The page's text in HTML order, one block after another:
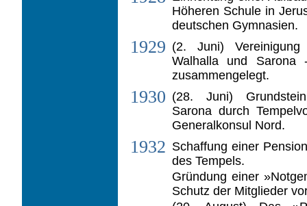
Höheren Schule in
deutschen Gymnasien.
1929 (2. Juni)
Walhalla und Sarona
zusammengelegt.
1930 (28. Juni)
Sarona durch
Generalkonsul Nord.
1932 Schaffung einer
des Tempels.
Gründung einer
Schutz der Mit­glieder